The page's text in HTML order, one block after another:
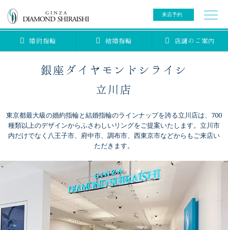
来店予約
婚約指輪 結婚指輪 店舗のご案内
0078-6000-5222
ブライダルリング
結婚指輪
セットリング
エタニティリング
ブライダルアイテム
ティアラ
アニバーサリージュエリー
ベビージュエリー
セットリングコレクション
銀座ダイヤモンドシライシ
立川店
東京都最大級の婚約指輪と結婚指輪のラインナップを誇る立川店は、700
種類以上のデザインからふさわしいリングをご提案いたします。立川市
内だけでなく八王子市、府中市、調布市、西東京市などからもご来店い
ただきます。